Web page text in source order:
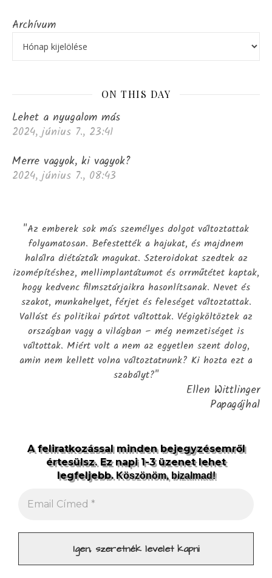
Archívum
ON THIS DAY
Lehet a nyugalom más
2024, június 7., 23:41
Merre vagyok, ki vagyok?
2024, június 7., 08:43
"Az emberek sok más személyes dolgot változtattak
folyamatosan. Befestették a hajukat, és majdnem
halálra diétázták magukat. Szteroidokat szedtek az
izomépítéshez, mellimplantátumot és orrműtétet kaptak,
hogy kedvenc filmsztárjaikra hasonlítsanak. Nevet és
szakot, munkahelyet, férjet és feleséget változtattak.
Vallást és politikai pártot váltottak. Végigköltöztek az
országban vagy a világban – még nemzetiséget is
váltottak. Miért volt a nem az egyetlen szent dolog,
amin nem kellett volna változtatnunk? Ki hozta ezt a
szabályt?"
Ellen Wittlinger
Papagájhal
A feliratkozással minden bejegyzésemről
értesülsz. Ez napi 1-3 üzenet lehet
legfeljebb.Köszönöm, bizalmad!